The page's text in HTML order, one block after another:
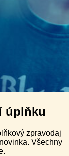
úplňku
zpravodaj
Všechny